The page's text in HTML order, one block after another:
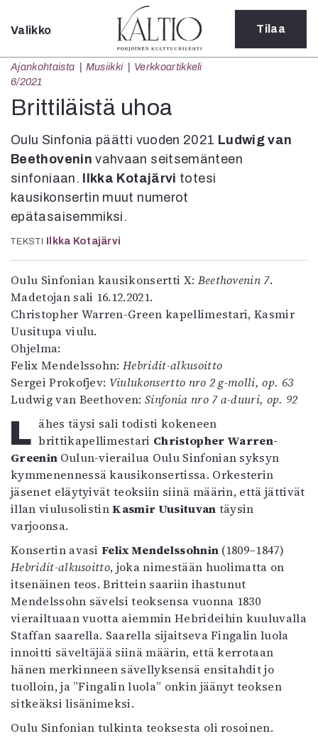
Sulje
Verkkoartikkeli
Teatteri
Tanssi
Tanssi
Sarjakuva
Sámegillii
Pääkirjoitus
Paperilehdestä
Musiikki
Levyt
Kuvataide
Esitystaide
Arkisto
4/2026
2–3/2026
1/2026
6/2025
5/2025 saame
Info
Tilaus ja irtonumerot
Yhteistyössä
Toimitus
Mediatiedot
Kaltio ry
Valikko Tilaa
Ajankohtaista Musiikki
Verkkoartikkeli
6/2021
Brittiläistä uhoa
Oulu Sinfonia päätti vuoden 2021 Ludwig van
Beethovenin vahvaan seitsemänteen
sinfoniaan.
Ilkka Kotajärvi totesi
kausikonsertin muut numerot
epätasaisemmiksi.
TEKSTI Ilkka Kotajärvi
Oulu Sinfonian kausikonsertti X: Beethovenin 7.
Madetojan sali 16.12.2021.
Christopher Warren-Green kapellimestari, Kasmir
Uusitupa viulu.
Ohjelma:
Felix Mendelssohn:Hebridit-alkusoitto
Sergei Prokofjev: Viulukonsertto nro 2 g-molli, op. 63
Ludwig van Beethoven:Sinfonia nro 7 a-duuri, op. 92
Lähes täysi sali todisti kokeneen brittikapellimestari Christopher Warren-
Greenin Oulun-vierailua Oulu Sinfonian syksyn
kymmenennessä kausikonsertissa. Orkesterin
jäsenet eläytyivät teoksiin siinä määrin, että jättivät
illan viulusolistinKasmir Uusituvan täysin
varjoonsa.
Konsertin avasiFelix Mendelssohnin (1809–1847)
Hebridit-alkusoitto, joka nimestään huolimatta on
itsenäinen teos. Brittein saariin ihastunut
Mendelssohn sävelsi teoksensa vuonna 1830
vierailtuaan vuotta aiemmin Hebrideihin kuuluvalla
Staffan saarella. Saarella sijaitseva Fingalin luola
innoitti säveltäjää siinä määrin, että kerrotaan
hänen merkinneen sävellyksensä ensitahdit jo
tuolloin, ja ”Fingalin luola” onkin jäänyt teoksen
sitkeäksi lisänimeksi.
Oulu Sinfonian tulkinta teoksesta oli rosoinen.